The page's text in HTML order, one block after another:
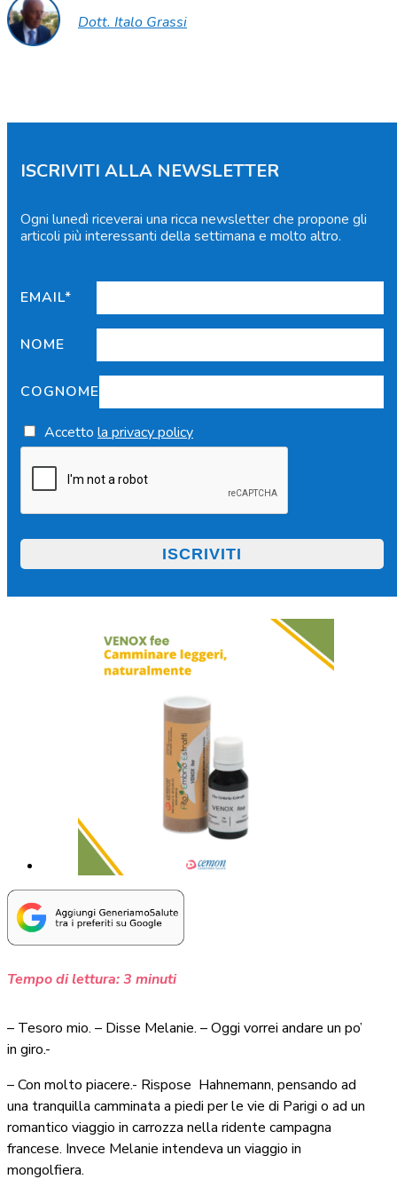
Dott. Italo Grassi
ISCRIVITI ALLA NEWSLETTER
Ogni lunedì riceverai una ricca newsletter che propone gli
articoli più interessanti della settimana e molto altro.
EMAIL*
NOME
COGNOME
Accetto la privacy policy
Tempo di lettura:3 minuti
– Tesoro mio. – Disse Melanie. – Oggi vorrei andare un po’
in giro.-
– Con molto piacere.- Rispose Hahnemann, pensando ad
una tranquilla camminata a piedi per le vie di Parigi o ad un
romantico viaggio in carrozza nella ridente campagna
francese. Invece Melanie intendeva un viaggio in
mongolfiera.